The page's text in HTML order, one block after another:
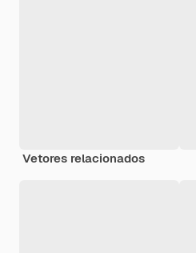
Vetores relacionados